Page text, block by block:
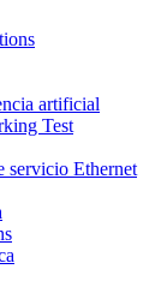
artificial
Test
servicio Ethernet